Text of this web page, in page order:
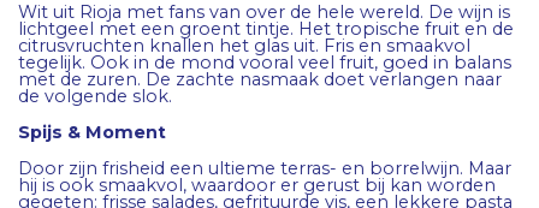
Wit uit Rioja met fans van over de hele wereld. De wijn is
lichtgeel met een groent tintje. Het tropische fruit en de
citrusvruchten knallen het glas uit. Fris en smaakvol
tegelijk. Ook in de mond vooral veel fruit, goed in balans
met de zuren. De zachte nasmaak doet verlangen naar
de volgende slok.
Spijs & Moment
Door zijn frisheid een ultieme terras- en borrelwijn. Maar
hij is ook smaakvol, waardoor er gerust bij kan worden
gegeten: frisse salades, gefrituurde vis, een lekkere pasta